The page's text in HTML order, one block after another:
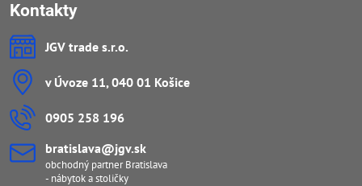
Kontakty
JGV trade s​.r​.o​.
v Úvoze 11, 040 01 Košice
0905 258 196
bratislava​@jgv​.sk
obchodný partner Bratislava
- nábytok a stoličky